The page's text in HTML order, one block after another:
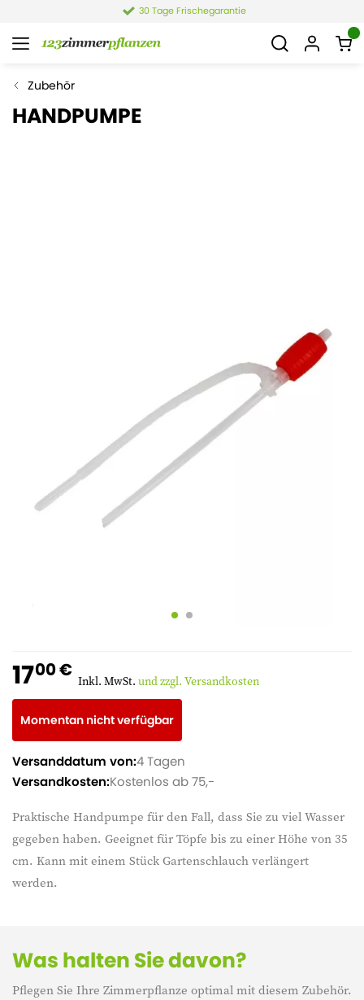
30 Tage Frischegarantie
Zubehör
HANDPUMPE
Praktische Handpumpe für den Fall, dass Sie zu viel Wasser
gegeben haben. Geeignet für Töpfe bis zu einer Höhe von 35
cm. Kann mit einem Stück Gartenschlauch verlängert
werden.
1700 € Inkl. MwSt. und zzgl. Versandkosten
Momentan nicht verfügbar
Versanddatum von:4 Tagen
Versandkosten:Kostenlos ab 75,-
Was halten Sie davon?
Pflegen Sie Ihre Zimmerpflanze optimal mit diesem Zubehör.